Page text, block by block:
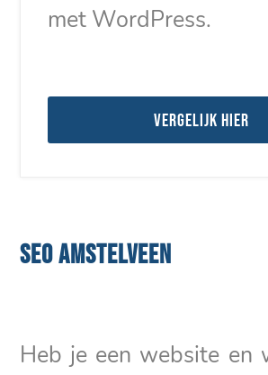
met WordPress.
Vergelijk hier
SEO AMSTELVEEN
Heb je een website en